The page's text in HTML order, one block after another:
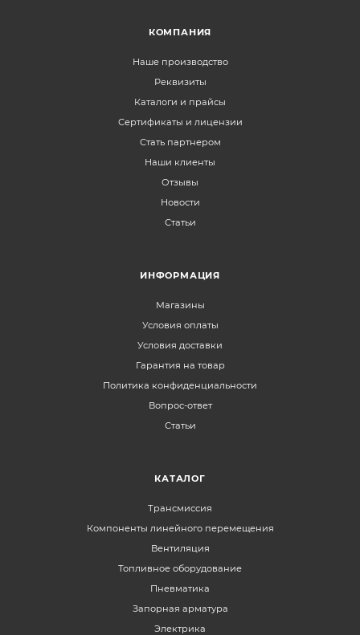
КОМПАНИЯ
Наше производство
Реквизиты
Каталоги и прайсы
Сертификаты и лицензии
Стать партнером
Наши клиенты
Отзывы
Новости
Статьи
ИНФОРМАЦИЯ
Магазины
Условия оплаты
Условия доставки
Гарантия на товар
Политика конфиденциальности
Вопрос-ответ
Статьи
КАТАЛОГ
Трансмиссия
Компоненты линейного перемещения
Вентиляция
Топливное оборудование
Пневматика
Запорная арматура
Электрика